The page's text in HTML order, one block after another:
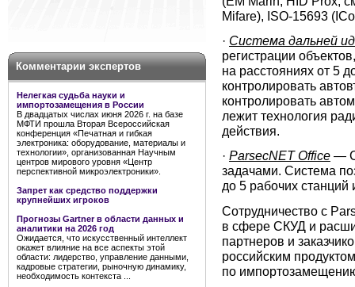
Комментарии экспертов
Нелегкая судьба науки и
импортозамещения в России
В двадцатых числах июня 2026 г. на базе
МФТИ прошла Вторая Всероссийская
конференция «Печатная и гибкая
электроника: оборудование, материалы и
технологии», организованная Научным
центров мирового уровня «Центр
перспективной микроэлектроники».
Запрет как средство поддержки
крупнейших игроков
Прогнозы Gartner в области данных и
аналитики на 2026 год
Ожидается, что искусственный интеллект
окажет влияние на все аспекты этой
области: лидерство, управление данными,
кадровые стратегии, рыночную динамику,
необходимость контекста ...
Mifare), ISO-15693
· Система дальней
регистрации
на расстояниях от 5
контролировать
контролировать
лежит технология
действия.
· ParsecNET Office —
задачами. Система
до 5 рабочих станций
Сотрудничество с
в сфере СКУД и
партнеров и
российским
по